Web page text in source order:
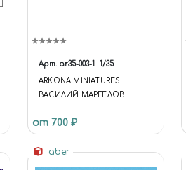
Арт. ar35-003-1 1/35
ARKONA MINIATURES
ВАСИЛИЙ МАРГЕЛОВ
от 700 ₽
aber